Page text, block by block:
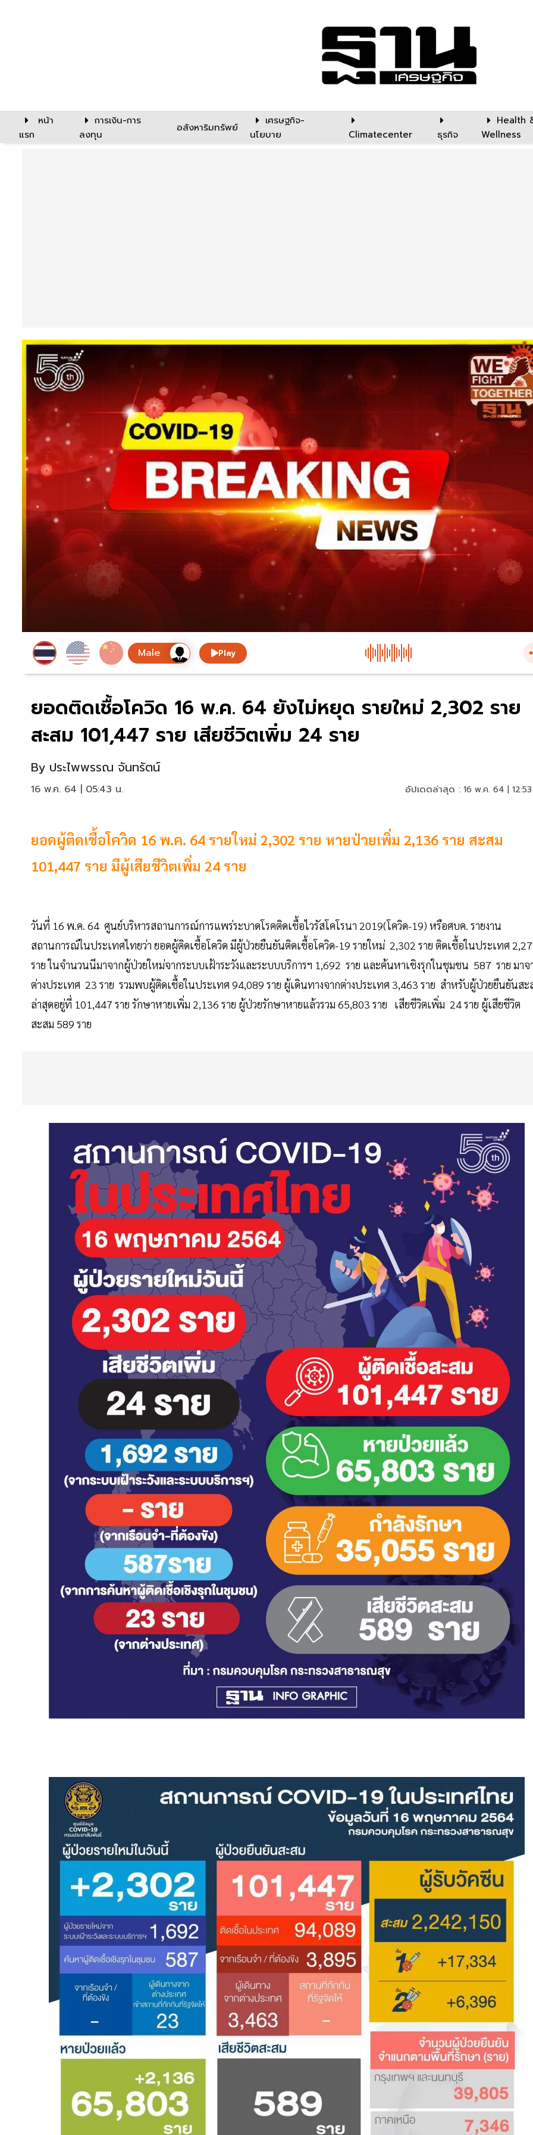
หน้า
แรก
การเงิน-การ
ลงทุน
อสังหาริมทรัพย์
เศรษฐกิจ-
นโยบาย
Climatecenter ธุรกิจ
Health
Wellness
Play
ยอดติดเชื้อโควิด 16 พ.ค. 64 ยังไม่หยุด รายใหม่ 2,302 ราย
สะสม 101,447 ราย เสียชีวิตเพิ่ม 24 ราย
By ประไพพรรณ จันทรัตน์
16 พ.ค. 64 | 05:43 น. อัปเดตล่าสุด : 16 พ.ค. 64 |
ยอดผู้ติดเชื้อโควิด 16 พ.ค. 64 รายใหม่ 2,302 ราย หายป่วยเพิ่ม 2,136 ราย สะสม
101,447 ราย มีผู้เสียชีวิตเพิ่ม 24 ราย
วันที่ 16 พ.ค. 64 ศูนย์บริหารสถานการณ์การแพร่ระบาดโรคติดเชื้อไวรัสโคโรนา 2019(โควิด-19) หรือศบค. รายงาน
สถานการณ์ในประเทศไทยว่า ยอดผู้ติดเชื้อโควิด มีผู้ป่วยยืนยันติดเชื้อโควิด-19 รายใหม่ 2,302 ราย ติดเชื้อในประเทศ
ราย ในจำนวนนีมาจากผู้ป่วยใหม่จากระบบเฝ้าระวังและระบบบริการฯ 1,692 ราย และค้นหาเชิงรุกในชุมชน 587 ราย มาจ
ต่างประเทศ 23 ราย รวมพบผู้ติดเชื้อในประเทศ 94,089 ราย ผู้เดินทางจากต่างประเทศ 3,463 ราย สำหรับผู้ป่วยยืนยันสะ
ล่าสุดอยู่ที่ 101,447 ราย รักษาหายเพิ่ม 2,136 ราย ผู้ป่วยรักษาหายแล้วรวม 65,803 ราย เสียชีวิตเพิ่ม 24 ราย ผู้เสียชีวิต
สะสม 589 ราย